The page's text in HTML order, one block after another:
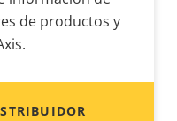
de productos y